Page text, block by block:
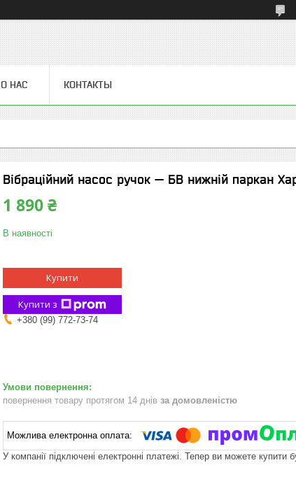
О НАС КОНТАКТЫ
Вібраційний насос ручок — БВ нижній паркан
1 890 ₴
В наявності
Купити
Купити з
+380 (99) 772-73-74
повернення товару протягом 14 днів за домовленістю
У компанії підключені електронні платежі. Тепер ви можете купити